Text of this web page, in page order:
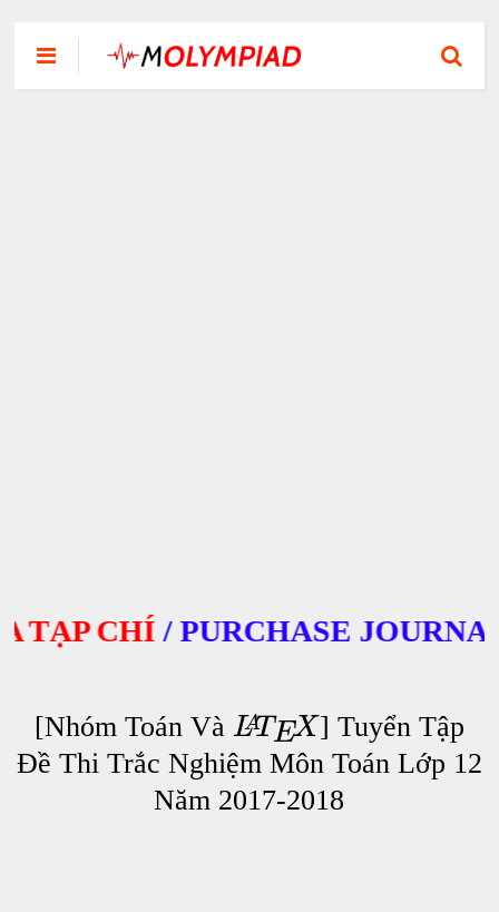
CHÍ/PURCHASE JOURNALS
[Nhóm Toán Và LATEX] Tuyển Tập
Đề Thi Trắc Nghiệm Môn Toán Lớp 12
Năm 2017-2018